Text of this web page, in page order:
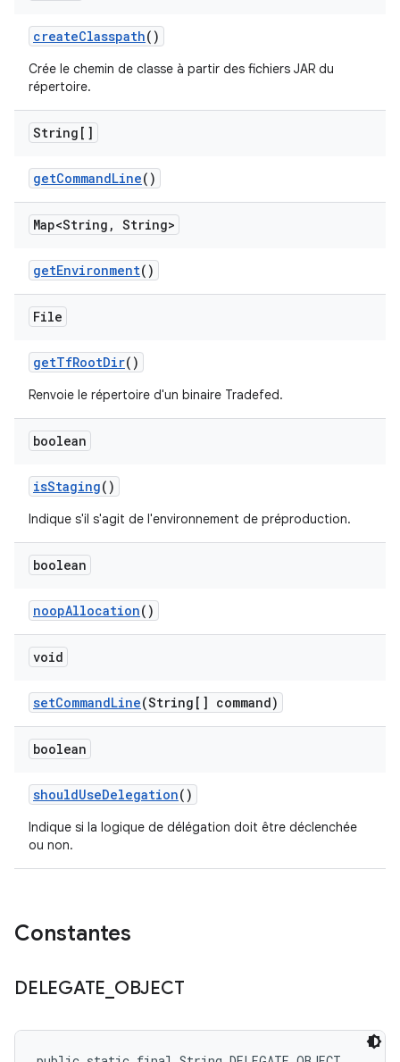
createClasspath()
Crée le chemin de classe à partir des fichiers JAR du
répertoire.
String[]
getCommandLine()
Map<String , String>
getEnvironment()
File
getTfRootDir()
Renvoie le répertoire d'un binaire Tradefed.
boolean
isStaging()
Indique s'il s'agit de l'environnement de préproduction.
boolean
noopAllocation()
void
setCommandLine(String[] command)
boolean
shouldUseDelegation()
Indique si la logique de délégation doit être déclenchée
ou non.
Constantes
DELEGATE OBJECT